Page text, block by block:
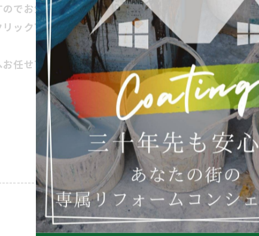
でお気軽にお問い合わせください！
ック下さい
任せ下さい。